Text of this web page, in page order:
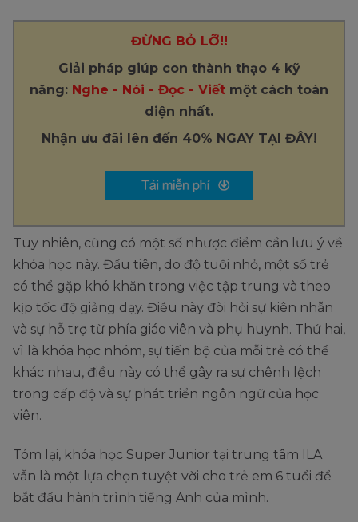
ĐỪNG BỎ LỠ!!
Giải pháp giúp con thành thạo 4 kỹ
năng: Nghe - Nói - Đọc - Viết một cách toàn
diện nhất.
Nhận ưu đãi lên đến 40% NGAY TẠI ĐÂY!
Tuy nhiên, cũng có một số nhược điểm cần lưu ý về
khóa học này. Đầu tiên, do độ tuổi nhỏ, một số trẻ
có thể gặp khó khăn trong việc tập trung và theo
kịp tốc độ giảng dạy. Điều này đòi hỏi sự kiên nhẫn
và sự hỗ trợ từ phía giáo viên và phụ huynh. Thứ hai,
vì là khóa học nhóm, sự tiến bộ của mỗi trẻ có thể
khác nhau, điều này có thể gây ra sự chênh lệch
trong cấp độ và sự phát triển ngôn ngữ của học
viên.
Tóm lại, khóa học Super Junior tại trung tâm ILA
vẫn là một lựa chọn tuyệt vời cho trẻ em 6 tuổi để
bắt đầu hành trình tiếng Anh của mình.